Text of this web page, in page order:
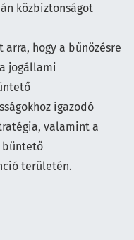
közbiztonságot
hogy a bűnözésre
jogállami
igazodó
valamint a
büntető
területén.